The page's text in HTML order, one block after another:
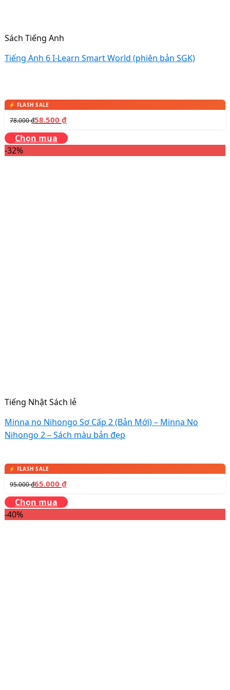
Sách Tiếng Anh
Tiếng Anh 6 I-Learn Smart World (phiên bản SGK)
78.000₫58.500 ₫
Chọn mua
-32%
Tiếng Nhật Sách lẻ
Minna no Nihongo Sơ Cấp 2 (Bản Mới) – Minna No
Nihongo 2 – Sách màu bản đẹp
95.000₫65.000 ₫
Chọn mua
-40%